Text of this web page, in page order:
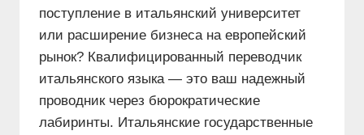
поступление в итальянский университет
или расширение бизнеса на европейский
рынок? Квалифицированный переводчик
итальянского языка — это ваш надежный
проводник через бюрократические
лабиринты. Итальянские государственные